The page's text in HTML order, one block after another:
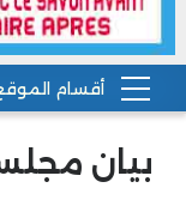
بيان مجلس